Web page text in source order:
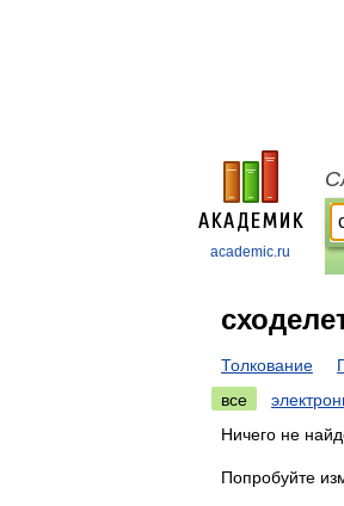
academic.ru
Толкование
все
Ничего не
Попробуйте